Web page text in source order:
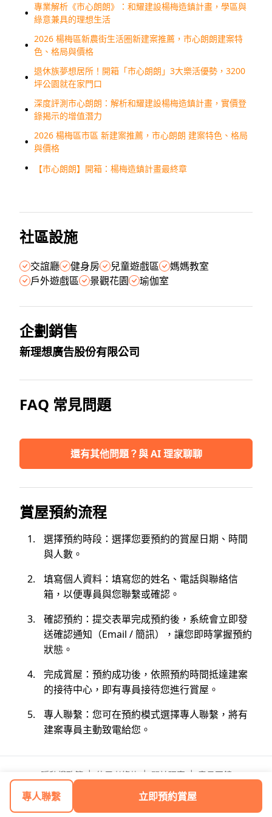
專人聯繫 立即預約賞屋
專業解析《市心朗朗》：和耀建設楊梅造鎮計畫，學區與
綠意兼具的理想生活
2026 楊梅區新農街生活圈新建案推薦，市心朗朗建案特
色、格局與價格
退休族夢想居所！開箱「市心朗朗」3大樂活優勢，3200
坪公園就在家門口
深度評測市心朗朗：解析和耀建設楊梅造鎮計畫，實價登
錄揭示的增值潛力
2026 楊梅區市區 新建案推薦，市心朗朗 建案特色、格局
與價格
【市心朗朗】開箱：楊梅造鎮計畫最終章
社區設施
交誼廳 健身房 兒童遊戲區
媽媽教室
戶外遊戲區
景觀花園 瑜伽室
企劃銷售
新理想廣告股份有限公司
FAQ 常見問題
還有其他問題？與 AI 理家聊聊
賞屋預約流程
選擇預約時段：選擇您要預約的賞屋日期、時間
與人數。
填寫個人資料：填寫您的姓名、電話與聯絡信
箱，以便專員與您聯繫或確認。
確認預約：提交表單完成預約後，系統會立即發
送確認通知（Email / 簡訊），讓您即時掌握預約
狀態。
完成賞屋：預約成功後，依照預約時間抵達建案
的接待中心，即有專員接待您進行賞屋。
專人聯繫：您可在預約模式選擇專人聯繫，將有
建案專員主動致電給您。
隱私權政策 | 使用者條款 | 關於理家 | 意見回饋
© 2026 富比士網路科技有限公司
Powered by 潮居科技股份有限公司 inHom. All rights reserved.